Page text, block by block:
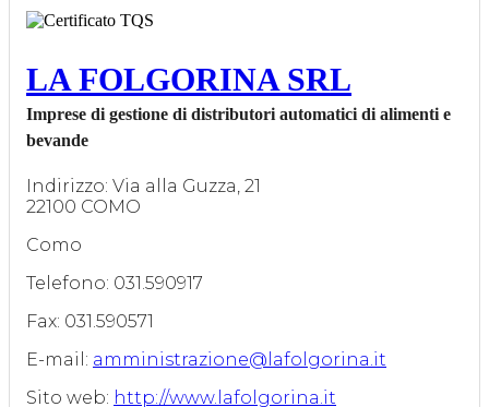
LA FOLGORINA SRL
Imprese di gestione di distributori automatici di alimenti e
bevande
Indirizzo: Via alla Guzza, 21
22100 COMO
Como
Telefono: 031.590917
Fax: 031.590571
E-mail: amministrazione@lafolgorina.it
Sito web: http://www.lafolgorina.it